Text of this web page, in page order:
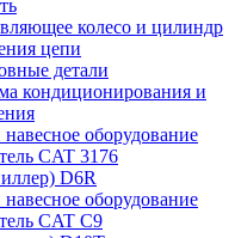
колесо и цилиндр
цепи
детали
кондиционирования и
навесное оборудование
CAT 3176
D6R
навесное оборудование
CAT C9